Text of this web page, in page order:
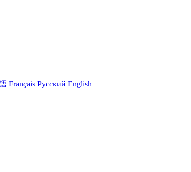
Français Русский English